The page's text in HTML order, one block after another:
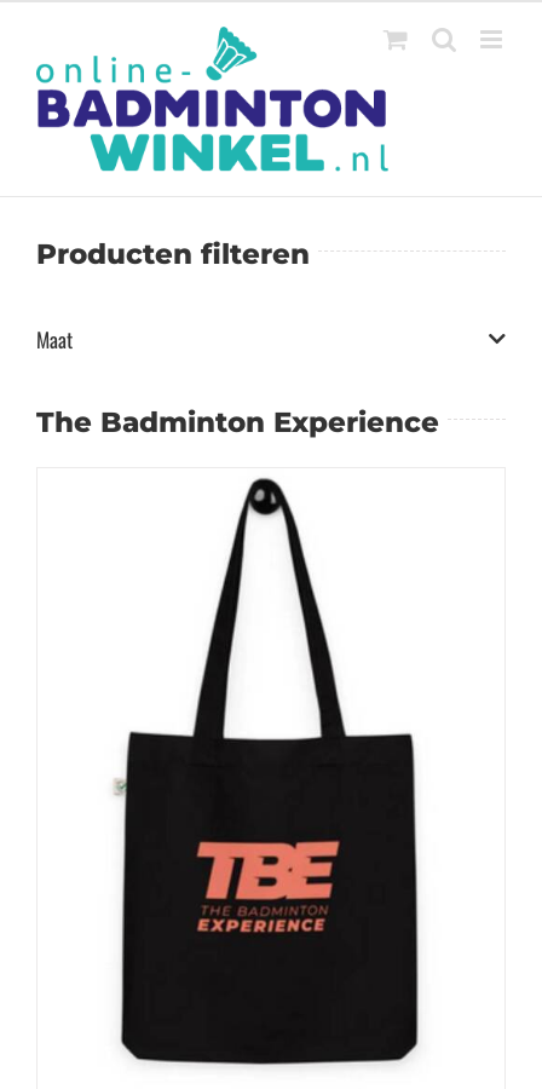
inhoud
Producten filteren
Maat
The Badminton Experience